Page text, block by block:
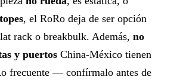
, el RoRo deja de ser opción
rack o breakbulk. Además, no
y puertos China-México tienen
frecuente — confírmalo antes de